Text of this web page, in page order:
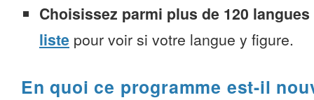
Choisissez parmi plus de 120 langues
liste pour voir si votre langue y figure.
En quoi ce programme est-il